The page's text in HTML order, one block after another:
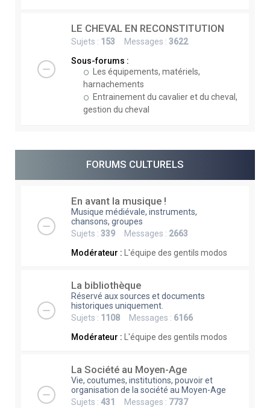
LE CHEVAL EN RECONSTITUTION
Sujets : 153 Messages : 3622
Sous-forums :
Les équipements, matériels,
harnachements
Entrainement du cavalier et du cheval,
gestion du cheval
FORUMS CULTURELS
En avant la musique !
Musique médiévale, instruments,
chansons, groupes
Sujets : 339 Messages : 2663
Modérateur :
L'équipe des gentils modos
La bibliothèque
Réservé aux sources et documents
historiques uniquement.
Sujets : 1108 Messages : 6166
Modérateur :
L'équipe des gentils modos
La Société au Moyen-Age
Vie, coutumes, institutions, pouvoir et
organisation de la société au Moyen-Age
Sujets : 431 Messages : 7737